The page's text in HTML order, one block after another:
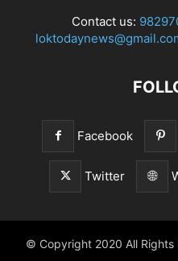
Contact us:
Facebook
Twitter
© Copyright 2020 All Rights